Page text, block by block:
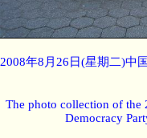
2008年8月26日(星期二)中
The photo collection of the
Democracy